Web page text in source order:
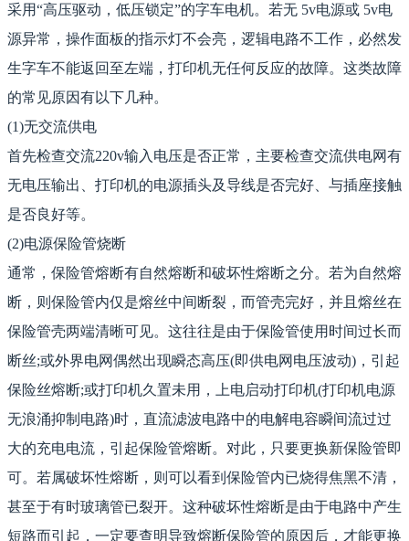
采用“高压驱动，低压锁定”的字车电机。若无 5v电源或 5v电
源异常，操作面板的指示灯不会亮，逻辑电路不工作，必然发
生字车不能返回至左端，打印机无任何反应的故障。这类故障
的常见原因有以下几种。
(1)无交流供电
首先检查交流220v输入电压是否正常，主要检查交流供电网有
无电压输出、打印机的电源插头及导线是否完好、与插座接触
是否良好等。
(2)电源保险管烧断
通常，保险管熔断有自然熔断和破坏性熔断之分。若为自然熔
断，则保险管内仅是熔丝中间断裂，而管壳完好，并且熔丝在
保险管壳两端清晰可见。这往往是由于保险管使用时间过长而
断丝;或外界电网偶然出现瞬态高压(即供电网电压波动)，引起
保险丝熔断;或打印机久置未用，上电启动打印机(打印机电源
无浪涌抑制电路)时，直流滤波电路中的电解电容瞬间流过过
大的充电电流，引起保险管熔断。对此，只要更换新保险管即
可。若属破坏性熔断，则可以看到保险管内已烧得焦黑不清，
甚至于有时玻璃管已裂开。这种破坏性熔断是由于电路中产生
短路而引起，一定要查明导致熔断保险管的原因后，才能更换